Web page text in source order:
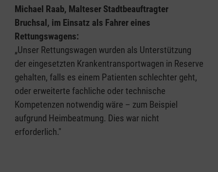
Michael Raab, Malteser Stadtbeauftragter
Bruchsal, im Einsatz als Fahrer eines
Rettungswagens:
„Unser Rettungswagen wurden als Unterstützung
der eingesetzten Krankentransportwagen in Reserve
gehalten, falls es einem Patienten schlechter geht,
oder erweiterte fachliche oder technische
Kompetenzen notwendig wäre – zum Beispiel
aufgrund Heimbeatmung. Dies war nicht
erforderlich."